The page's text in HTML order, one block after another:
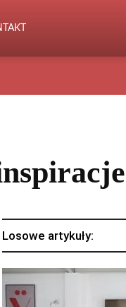
Losowe artykuły: